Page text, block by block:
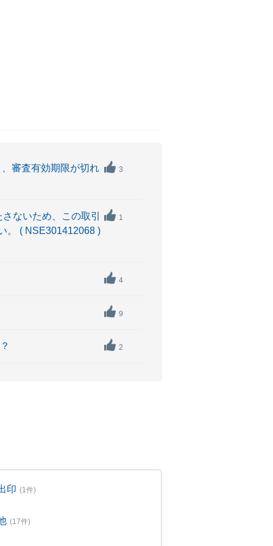
審査有効期限が切れ 3
ないため、この取引
。 ( NSE301412068 )
1
4
9
2
印 (1件)
(17件)